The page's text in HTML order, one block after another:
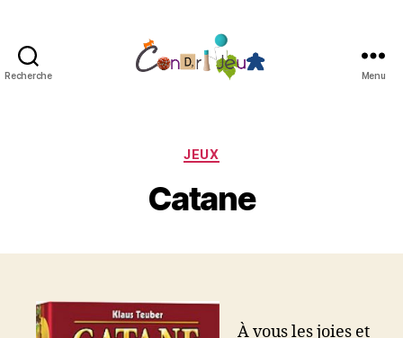
Recherche Menu
Catégories
JEUX
Catane
À vous les joies et